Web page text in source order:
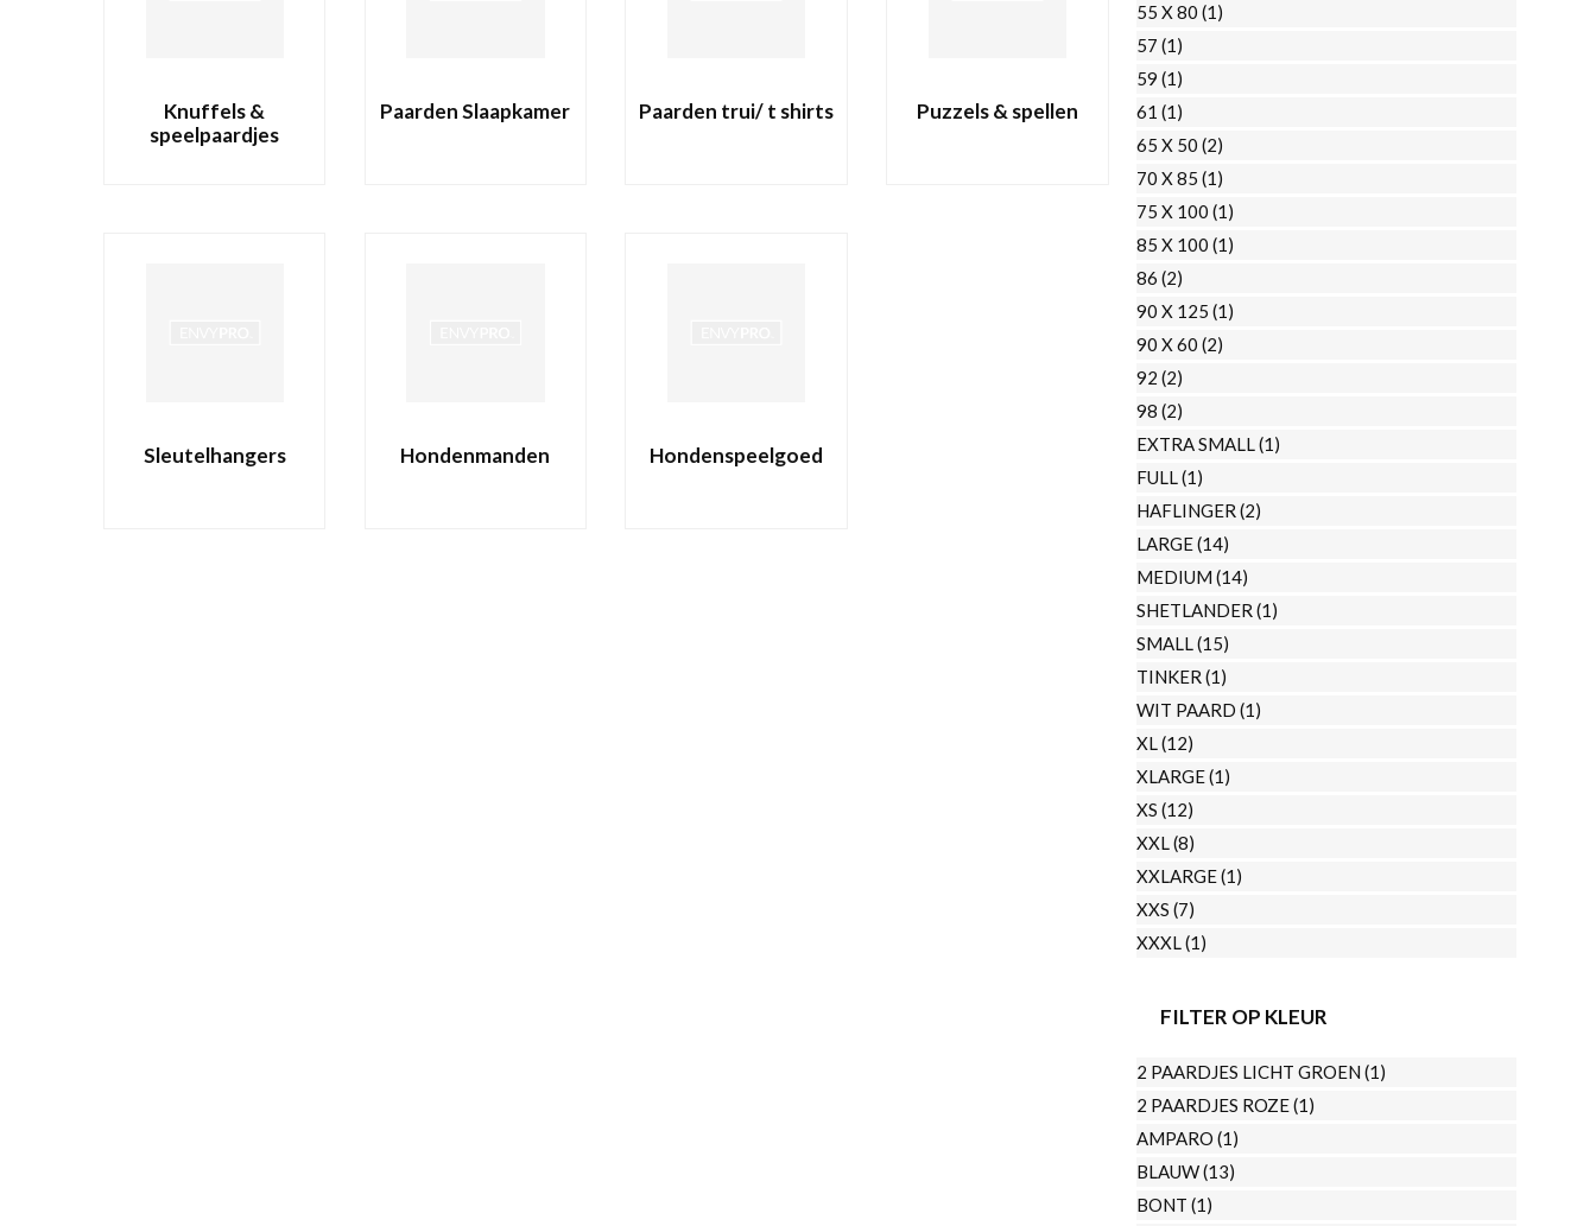
Knuffels &
speelpaardjes
Paarden Slaapkamer Paarden trui/ t shirts Puzzels & spellen
Sleutelhangers Hondenmanden Hondenspeelgoed
55 X 80 (1)
57 (1)
59 (1)
61 (1)
65 X 50 (2)
70 X 85 (1)
75 X 100 (1)
85 X 100 (1)
86 (2)
90 X 125 (1)
90 X 60 (2)
92 (2)
98 (2)
EXTRA SMALL(1)
FULL(1)
HAFLINGER (2)
LARGE(14)
MEDIUM (14)
SHETLANDER (1)
SMALL(15)
TINKER (1)
WIT PAARD (1)
XL(12)
XLARGE(1)
XS (12)
XXL(8)
XXLARGE(1)
XXS (7)
XXXL(1)
FILTER OP KLEUR
2 PAARDJES LICHT GROEN (1)
2 PAARDJES ROZE(1)
AMPARO (1)
BLAUW(13)
BONT (1)